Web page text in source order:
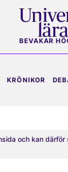
BEVAKAR
KRÖNIKOR
och kan